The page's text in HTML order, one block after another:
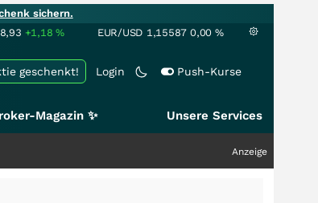
sichern.
+1,18% EUR/USD 1,15587 0,00 %
Login Push-Kurse
geschenkt!
Magazin ✨ Unsere Services
Anzeige